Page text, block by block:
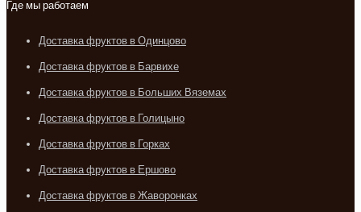
Где мы работаем
Доставка фруктов в Одинцово
Доставка фруктов в Барвихе
Доставка фруктов в Больших Вяземах
Доставка фруктов в Голицыно
Доставка фруктов в Горках
Доставка фруктов в Ершово
Доставка фруктов в Жаворонках